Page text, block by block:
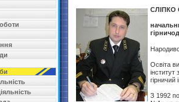
СЛІПКО
Освіта
З 1992